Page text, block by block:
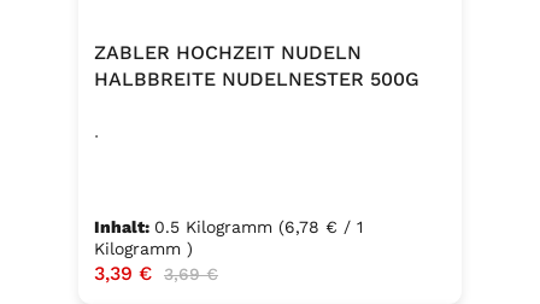
ZABLER HOCHZEIT NUDELN
HALBBREITE NUDELNESTER 500G
.
Inhalt: 0.5 Kilogramm (6,78 € / 1
Kilogramm )
Verkaufspreis:
3,39 € Regulärer Preis:
3,69 €